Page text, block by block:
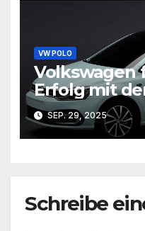
VW POLO
Volkswagen
Erfolg mit
Südafrika
SEP. 29, 2025
Schreibe